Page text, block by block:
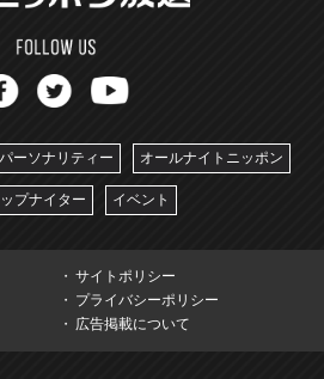
ーソナリティー オールナイトニッポン
プナイター イベント
サイトポリシー
プライバシーポリシー
広告掲載について